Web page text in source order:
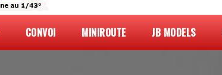
CONVOI MINIROUTE JB MODELS